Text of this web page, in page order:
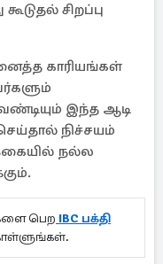
சிறப்பு
காரியங்கள்
இந்த ஆடி
நிச்சயம்
நல்ல
பெற IBC பக்தி